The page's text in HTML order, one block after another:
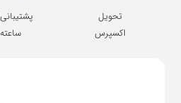
تحویل
اکسپرس
ساعته